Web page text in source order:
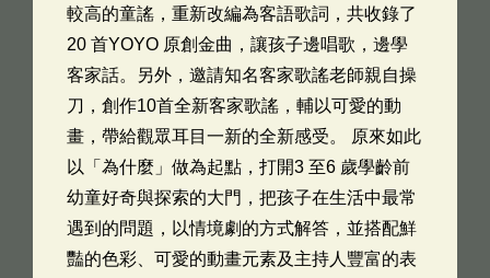
較高的童謠，重新改編為客語歌詞，共收錄了
20 首YOYO 原創金曲，讓孩子邊唱歌，邊學
客家話。另外，邀請知名客家歌謠老師親自操
刀，創作10首全新客家歌謠，輔以可愛的動
畫，帶給觀眾耳目一新的全新感受。 原來如此
以「為什麼」做為起點，打開3 至6 歲學齡前
幼童好奇與探索的大門，把孩子在生活中最常
遇到的問題，以情境劇的方式解答，並搭配鮮
豔的色彩、可愛的動畫元素及主持人豐富的表